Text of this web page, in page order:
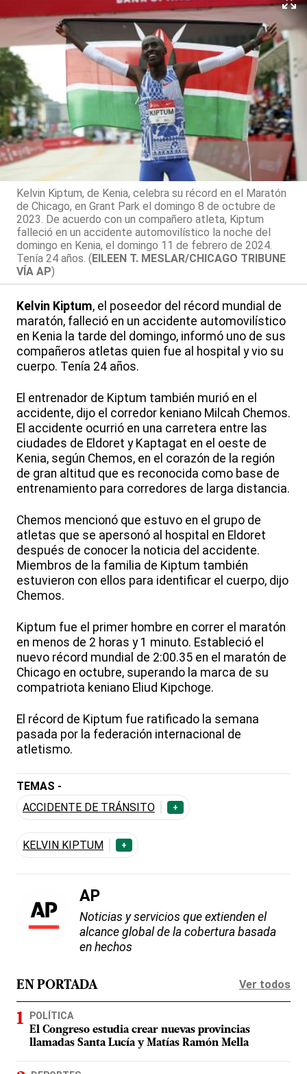
Kelvin Kiptum, de Kenia, celebra su récord en el Maratón
de Chicago, en Grant Park el domingo 8 de octubre de
2023. De acuerdo con un compañero atleta, Kiptum
falleció en un accidente automovilístico la noche del
domingo en Kenia, el domingo 11 de febrero de 2024.
Tenía 24 años. (EILEEN T. MESLAR/CHICAGO TRIBUNE
VÍA AP)
Kelvin Kiptum, el poseedor del récord mundial de
maratón, falleció en un accidente automovilístico
en Kenia la tarde del domingo, informó uno de sus
compañeros atletas quien fue al hospital y vio su
cuerpo. Tenía 24 años.
El entrenador de Kiptum también murió en el
accidente, dijo el corredor keniano Milcah Chemos.
El accidente ocurrió en una carretera entre las
ciudades de Eldoret y Kaptagat en el oeste de
Kenia, según Chemos, en el corazón de la región
de gran altitud que es reconocida como base de
entrenamiento para corredores de larga distancia.
Chemos mencionó que estuvo en el grupo de
atletas que se apersonó al hospital en Eldoret
después de conocer la noticia del accidente.
Miembros de la familia de Kiptum también
estuvieron con ellos para identificar el cuerpo, dijo
Chemos.
Kiptum fue el primer hombre en correr el maratón
en menos de 2 horas y 1 minuto. Estableció el
nuevo récord mundial de 2:00.35 en el maratón de
Chicago en octubre, superando la marca de su
compatriota keniano Eliud Kipchoge.
El récord de Kiptum fue ratificado la semana
pasada por la federación internacional de
atletismo.
TEMAS -
ACCIDENTE DE TRÁNSITO
+
KELVIN KIPTUM +
AP
Noticias y servicios que extienden el
alcance global de la cobertura basada
en hechos
EN PORTADA Ver todos
POLÍTICA
El Congreso estudia crear nuevas provincias
llamadas Santa Lucía y Matías Ramón Mella